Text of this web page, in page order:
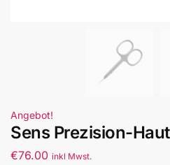
Angebot!
Sens Prezision-
€76.00 inkl Mwst.